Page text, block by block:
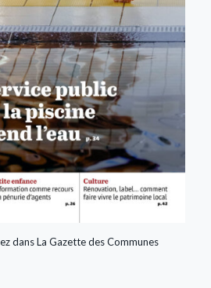
dans La Gazette des Communes